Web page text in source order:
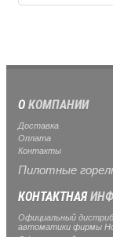
О КОМПАНИИ
Доставка
Оплата
Контакты
Пилотные
КОНТАКТНАЯ
Официальный
автоматики фирмы